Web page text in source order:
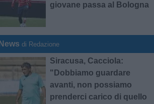
giovane passa al Bologna
News di Redazione
Siracusa, Cacciola:
"Dobbiamo guardare
avanti, non possiamo
prenderci carico di quello